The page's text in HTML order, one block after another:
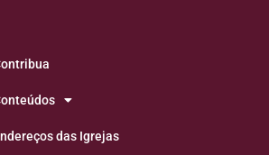
das Igrejas